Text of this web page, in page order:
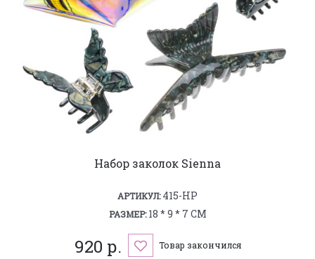
Набор заколок Sienna
АРТИКУЛ:415-HP
РАЗМЕР:18 * 9 * 7 СМ
920 р. Товар закончился